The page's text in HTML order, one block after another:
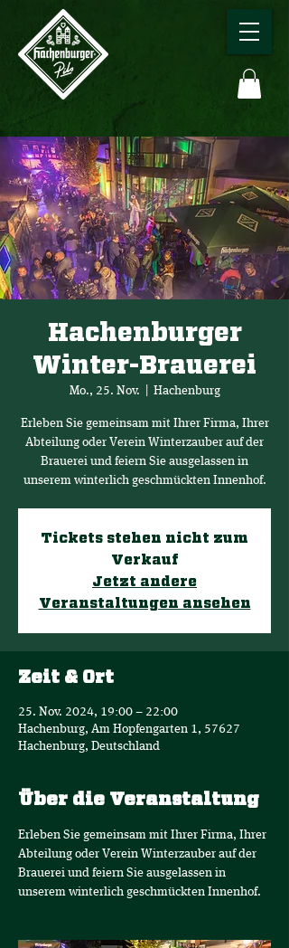
Hachenburger
Winter-Brauerei
Mo., 25. Nov. Hachenburg
Erleben Sie gemeinsam mit Ihrer Firma, Ihrer
Abteilung oder Verein Winterzauber auf der
Brauerei und feiern Sie ausgelassen in
unserem winterlich geschmückten Innenhof.
Tickets stehen nicht zum
Verkauf
Jetzt andere
Veranstaltungen ansehen
Zeit & Ort
25. Nov. 2024, 19:00 – 22:00
Hachenburg, Am Hopfengarten 1, 57627
Hachenburg, Deutschland
Über die Veranstaltung
Erleben Sie gemeinsam mit Ihrer Firma, Ihrer
Abteilung oder Verein Winterzauber auf der
Brauerei und feiern Sie ausgelassen in
unserem winterlich geschmückten Innenhof.